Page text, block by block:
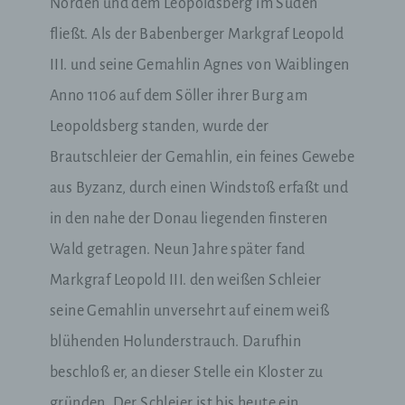
Norden und dem Leopoldsberg im Süden
fließt. Als der Babenberger Markgraf Leopold
III. und seine Gemahlin Agnes von Waiblingen
Anno 1106 auf dem Söller ihrer Burg am
Leopoldsberg standen, wurde der
Brautschleier der Gemahlin, ein feines Gewebe
aus Byzanz, durch einen Windstoß erfaßt und
in den nahe der Donau liegenden finsteren
Wald getragen. Neun Jahre später fand
Markgraf Leopold III. den weißen Schleier
seine Gemahlin unversehrt auf einem weiß
blühenden Holunderstrauch. Darufhin
beschloß er, an dieser Stelle ein Kloster zu
E-Mail: office@radler-rast.com
Cookies / SessionStorage / LocalStorage
The Internet pages of us use cookies, localstorage
and sessionstorage. This is to make our offer more
user-friendly, effective and secure. Local storage
browser to store data on your computer or mobile
device. Cookies are text files that are stored in a
computer system via an Internet browser. You can
prevent the use of cookies, localstorage and
Many Internet sites and servers use cookies. Many
is a unique identifier of the cookie. It consists of a
character string through which Internet pages and
servers can be assigned to the specific Internet
browser in which the cookie was stored. This